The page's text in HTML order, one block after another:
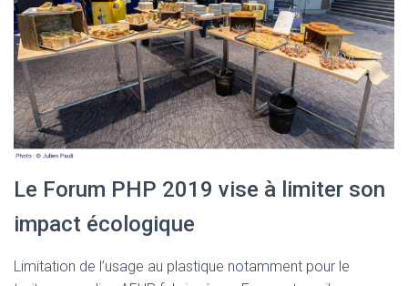
Le Forum PHP 2019 vise à limiter son
impact écologique
Limitation de l’usage au plastique notamment pour le